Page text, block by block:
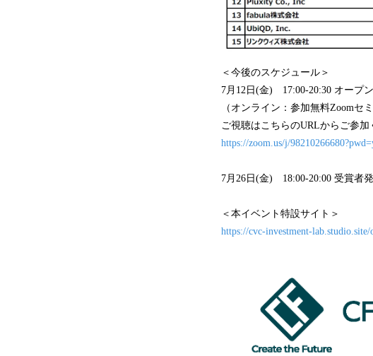
＜今後のスケジュール＞
7月12日(金) 17:00-20:30 オープ
（オンライン：参加無料Zoomセ
ご視聴はこちらのURLからご参加
https://zoom.us/j/
7月26日(金) 18:00-20:00 受賞者
＜本イベント特設サイト＞
https://cvc-investment-